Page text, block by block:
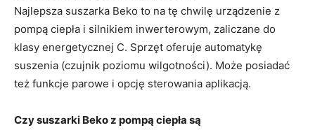
Najlepsza suszarka Beko to na tę chwilę urządzenie z
pompą ciepła i silnikiem inwerterowym, zaliczane do
klasy energetycznej C. Sprzęt oferuje automatykę
suszenia (czujnik poziomu wilgotności). Może posiadać
też funkcje parowe i opcję sterowania aplikacją.
Czy suszarki Beko z pompą ciepła są